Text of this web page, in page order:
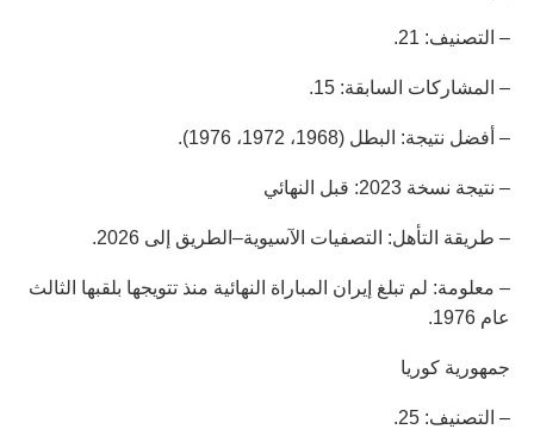
– التصنيف: 21.
– المشاركات السابقة: 15.
– أفضل نتيجة: البطل (1968، 1972، 1976).
– نتيجة نسخة 2023: قبل النهائي
– طريقة التأهل: التصفيات الآسيوية–الطريق إلى 2026.
– معلومة: لم تبلغ إيران المباراة النهائية منذ تتويجها بلقبها الثالث
عام 1976.
جمهورية كوريا
– التصنيف: 25.